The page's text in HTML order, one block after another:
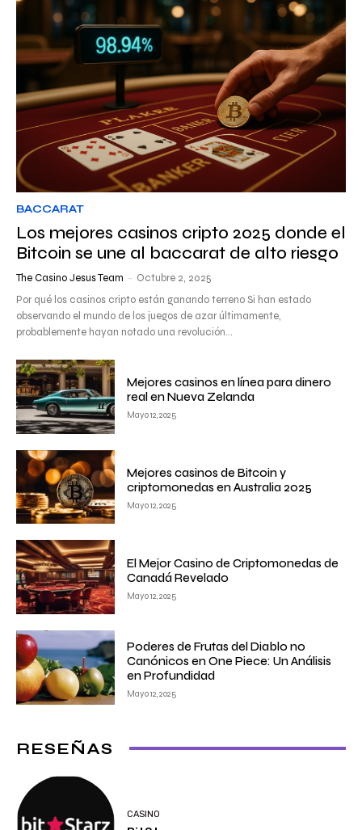
BACCARAT
Los mejores casinos cripto 2025 donde el
Bitcoin se une al baccarat de alto riesgo
The Casino Jesus Team - Octubre 2, 2025
Por qué los casinos cripto están ganando terreno Si han estado
observando el mundo de los juegos de azar últimamente,
probablemente hayan notado una revolución...
Mejores casinos en línea para dinero
real en Nueva Zelanda
Mayo 12, 2025
Mejores casinos de Bitcoin y
criptomonedas en Australia 2025
Mayo 12, 2025
El Mejor Casino de Criptomonedas de
Canadá Revelado
Mayo 12, 2025
Poderes de Frutas del Diablo no
Canónicos en One Piece: Un Análisis
en Profundidad
Mayo 12, 2025
RESEÑAS
CASINO